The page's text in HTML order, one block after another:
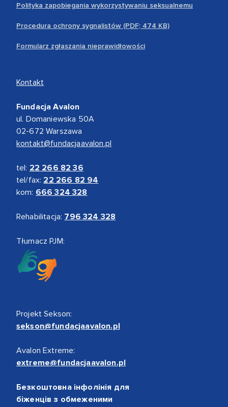
Polityka zapobiegania wykorzystywaniu seksualnemu
Procedura ochrony sygnalistów (PDF; 474 KB)
Formularz zgłaszania nieprawidłowości
Kontakt
Fundacja Avalon
ul. Domaniewska 50A
02-672 Warszawa
kontakt@fundacjaavalon.pl
tel: 22 266 82 36
tel/fax: 22 266 82 94
kom: 666 324 328
Rehabilitacja: 796 324 328
Tłumacz PJM:
Projekt Sekson:
sekson@fundacjaavalon.pl
Avalon Extreme:
extreme@fundacjaavalon.pl
Безкоштовна інфолінія для
біженців з обмеженими